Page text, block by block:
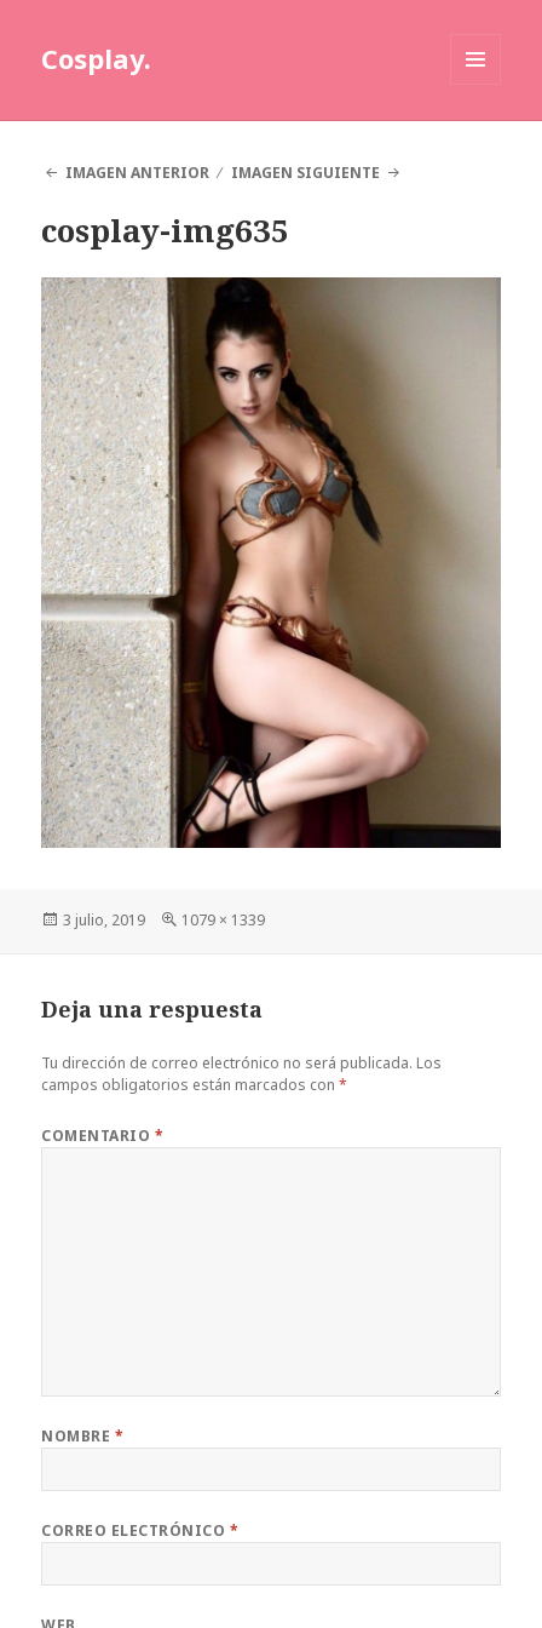
Cosplay.
IMAGEN ANTERIOR
IMAGEN SIGUIENTE
cosplay-img635
Publicado
3 julio, 2019
Tamaño
1079 × 1339
Deja una respuesta
Tu dirección de correo electrónico no será publicada. Los
campos obligatorios están marcados con*
COMENTARIO *
NOMBRE *
CORREO ELECTRÓNICO *